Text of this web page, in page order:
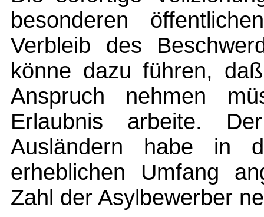
besonderen
Verbleib des
könne dazu führen,
Anspruch nehmen
Erlaubnis arbeite.
Ausländern habe in
erheblichen Umfang
Zahl der Asylbewerber